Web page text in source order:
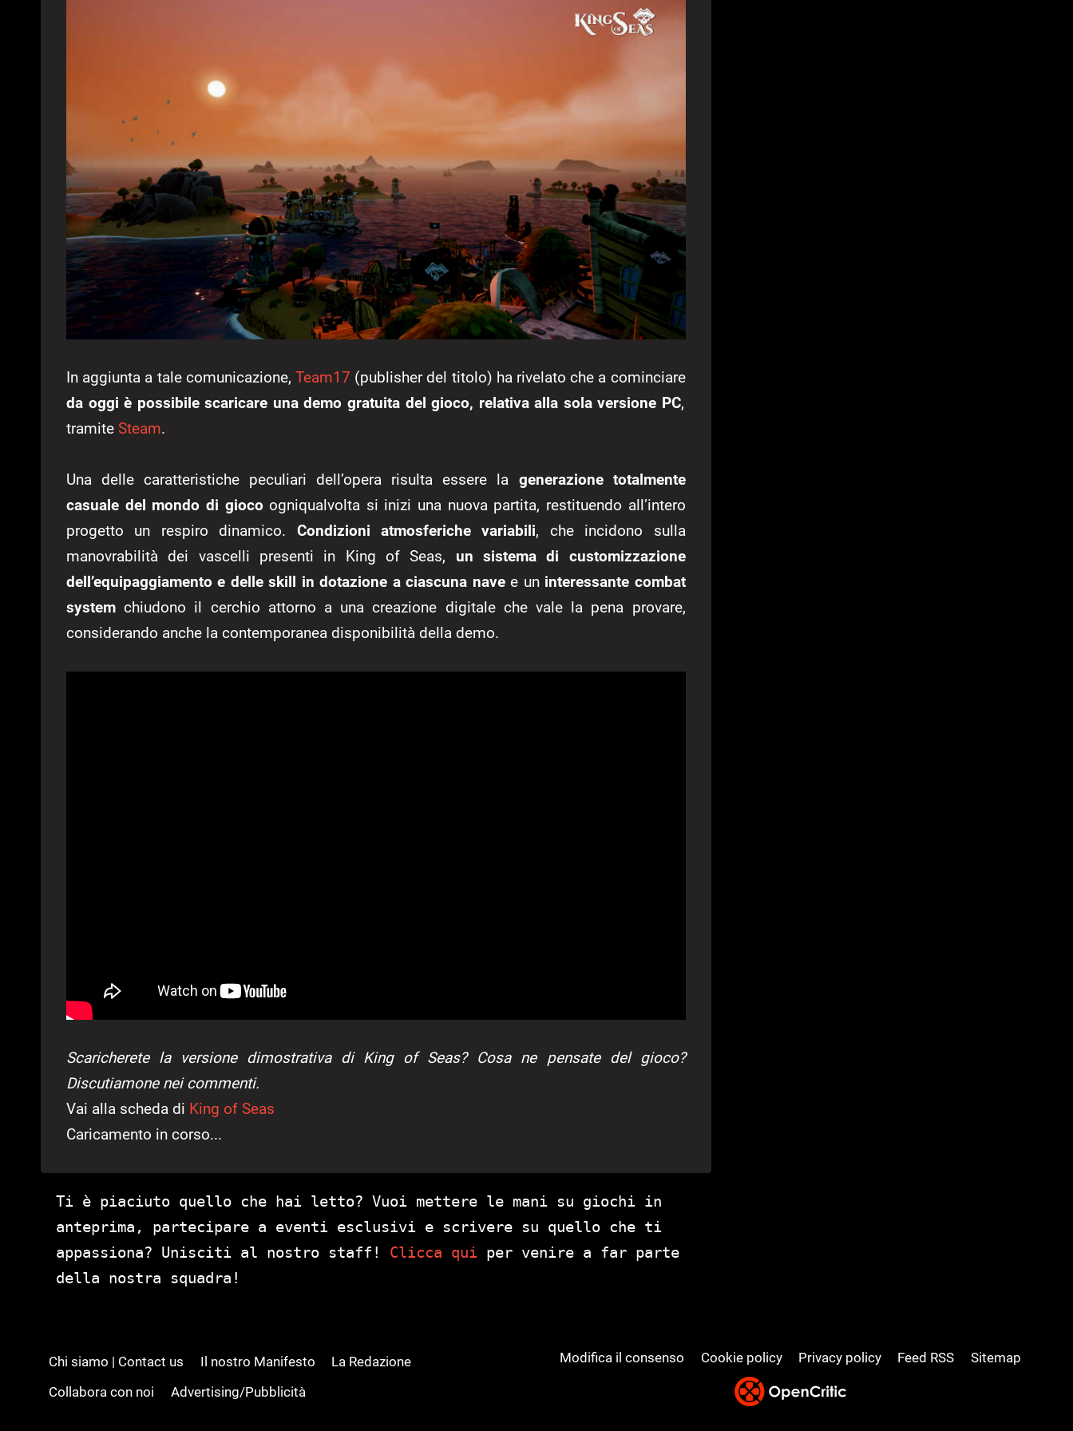
In aggiunta a tale comunicazione,Team17 (publisher del titolo) ha rivelato che a cominciare
da oggi è possibile scaricare una demo gratuita del gioco, relativa alla sola versione PC,
tramite Steam.
Una delle caratteristiche peculiari dell’opera risulta essere la generazione totalmente
casuale del mondo di gioco ogniqualvolta si inizi una nuova partita, restituendo all’intero
progetto un respiro dinamico. Condizioni atmosferiche variabili, che incidono sulla
manovrabilità dei vascelli presenti in King of Seas, un sistema di customizzazione
dell’equipaggiamento e delle skill in dotazione a ciascuna navee un interessante combat
system chiudono il cerchio attorno a una creazione digitale che vale la pena provare,
considerando anche la contemporanea disponibilità della demo.
Scaricherete la versione dimostrativa di King of Seas? Cosa ne pensate del gioco?
Discutiamone nei commenti.
Vai alla scheda di King of Seas
Caricamento in corso...
Ti è piaciuto quello che hai letto? Vuoi mettere le mani su giochi in
anteprima, partecipare a eventi esclusivi e scrivere su quello che ti
appassiona? Unisciti al nostro staff! Clicca qui per venire a far parte
della nostra squadra!
Chi siamo | Contact us Il nostro Manifesto
La Redazione
Collabora con noi
Advertising/Pubblicità
Modifica il consenso Cookie policy Privacy policy Feed RSS Sitemap